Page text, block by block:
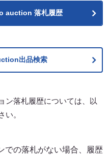
auction 落札履歴
出品検索
ン落札履歴については、以
い。
での落札がない場合、履歴